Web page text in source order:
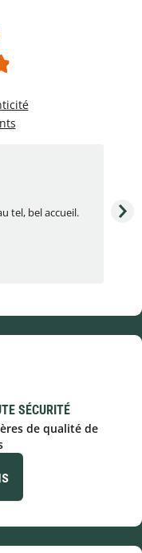
tel, bel accueil.
SÉCURITÉ
de qualité de